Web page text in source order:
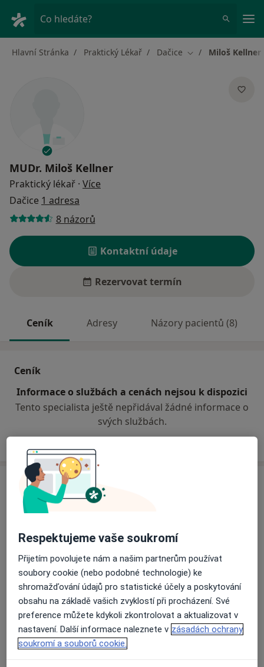
Co hledáte?
Hlavní Stránka Praktický Lékař Dačice Změna města
Miloš Kellner
MUDr. Miloš Kellner
Praktický lékař · Více
Dačice 1 adresa
8 názorů
Kontaktní údaje
Rezervovat termín
Ceník Adresy Názory pacientů (8)
Ceník
Informace o službách a cenách nejsou k dispozici
Tento specialista ještě nepřidával žádné informace o
svých službách.
Adresa
Ordinace praktického lékaře
Přiblížit mapuse otevře v nové záložce
Dostupnost
Na této adrese online kalendář není aktivní
Co mám v takové situaci udělat?
Způsoby platby (soukromé návštěvy)
Respektujeme vaše soukromí
Přijetím povolujete nám a našim partnerům používat
soubory cookie (nebo podobné technologie) ke
shromažďování údajů pro statistické účely a poskytování
obsahu na základě vašich zvyklostí při procházení. Své
preference můžete kdykoli zkontrolovat a aktualizovat v
nastavení. Další informace naleznete v zásadách ochrany
soukromí a souborů cookie.